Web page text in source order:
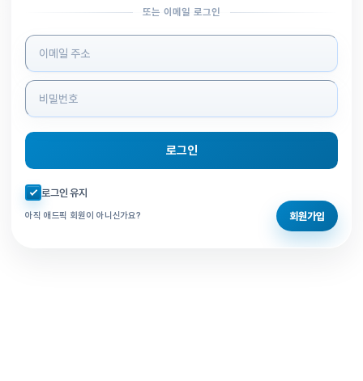
또는 이메일 로그인
로그인 정보 입력
로그인
자동로그인 체크
로그인 유지
아직 애드픽 회원이 아니신가요? 회원가입